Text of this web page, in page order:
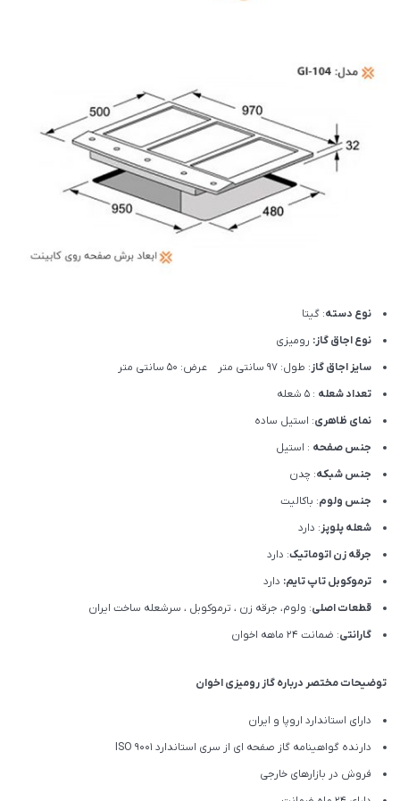
نوع دسته: گیتا
نوع اجاق گاز: رومیزی
سایز اجاق گاز: طول: 97 سانتی متر عرض: 50 سانتی متر
تعداد شعله : 5 شعله
نمای ظاهری: استیل ساده
جنس صفحه : استیل
جنس شبکه: چدن
جنس ولوم: باکالیت
شعله پلوپز: دارد
جرقه زن اتوماتیک: دارد
ترموکوبل تاپ تایم: دارد
قطعات اصلی: ولوم، جرقه زن ، ترموکوبل ، سرشعله ساخت ایران
گارانتی: ضمانت ۲۴ ماهه اخوان
توضیحات مختصر درباره گاز رومیزی اخوان
دارای استاندارد اروپا و ایران
دارنده گواهینامه گاز صفحه ای از سری استاندارد ISO 9001
فروش در بازارهای خارجی